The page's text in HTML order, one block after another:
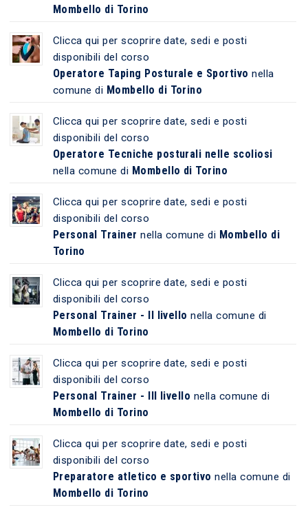
Mombello di Torino
Clicca qui per scoprire date, sedi e posti
disponibili del corso
Operatore Taping Posturale e Sportivo nella
comune di Mombello di Torino
Clicca qui per scoprire date, sedi e posti
disponibili del corso
Operatore Tecniche posturali nelle scoliosi
nella comune di Mombello di Torino
Clicca qui per scoprire date, sedi e posti
disponibili del corso
Personal Trainer nella comune di Mombello di
Torino
Clicca qui per scoprire date, sedi e posti
disponibili del corso
Personal Trainer - II livello nella comune di
Mombello di Torino
Clicca qui per scoprire date, sedi e posti
disponibili del corso
Personal Trainer - III livello nella comune di
Mombello di Torino
Clicca qui per scoprire date, sedi e posti
disponibili del corso
Preparatore atletico e sportivo nella comune di
Mombello di Torino